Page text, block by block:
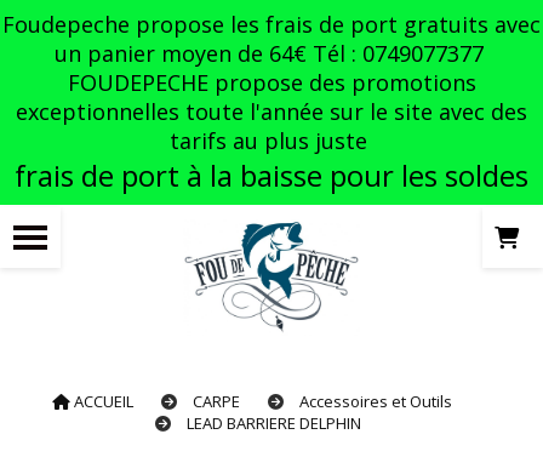
Foudepeche propose les frais de port gratuits avec
un panier moyen de 64€ Tél : 0749077377
FOUDEPECHE propose des promotions
exceptionnelles toute l'année sur le site avec des
tarifs au plus juste
frais de port à la baisse pour les soldes
ACCUEIL CARPE
Accessoires et Outils
LEAD BARRIERE DELPHIN